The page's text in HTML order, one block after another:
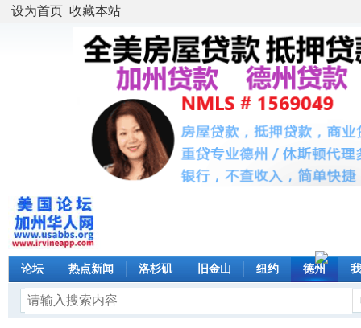
设为首页 收藏本站
论坛 热点新闻 洛杉矶 旧金山 纽约 德州